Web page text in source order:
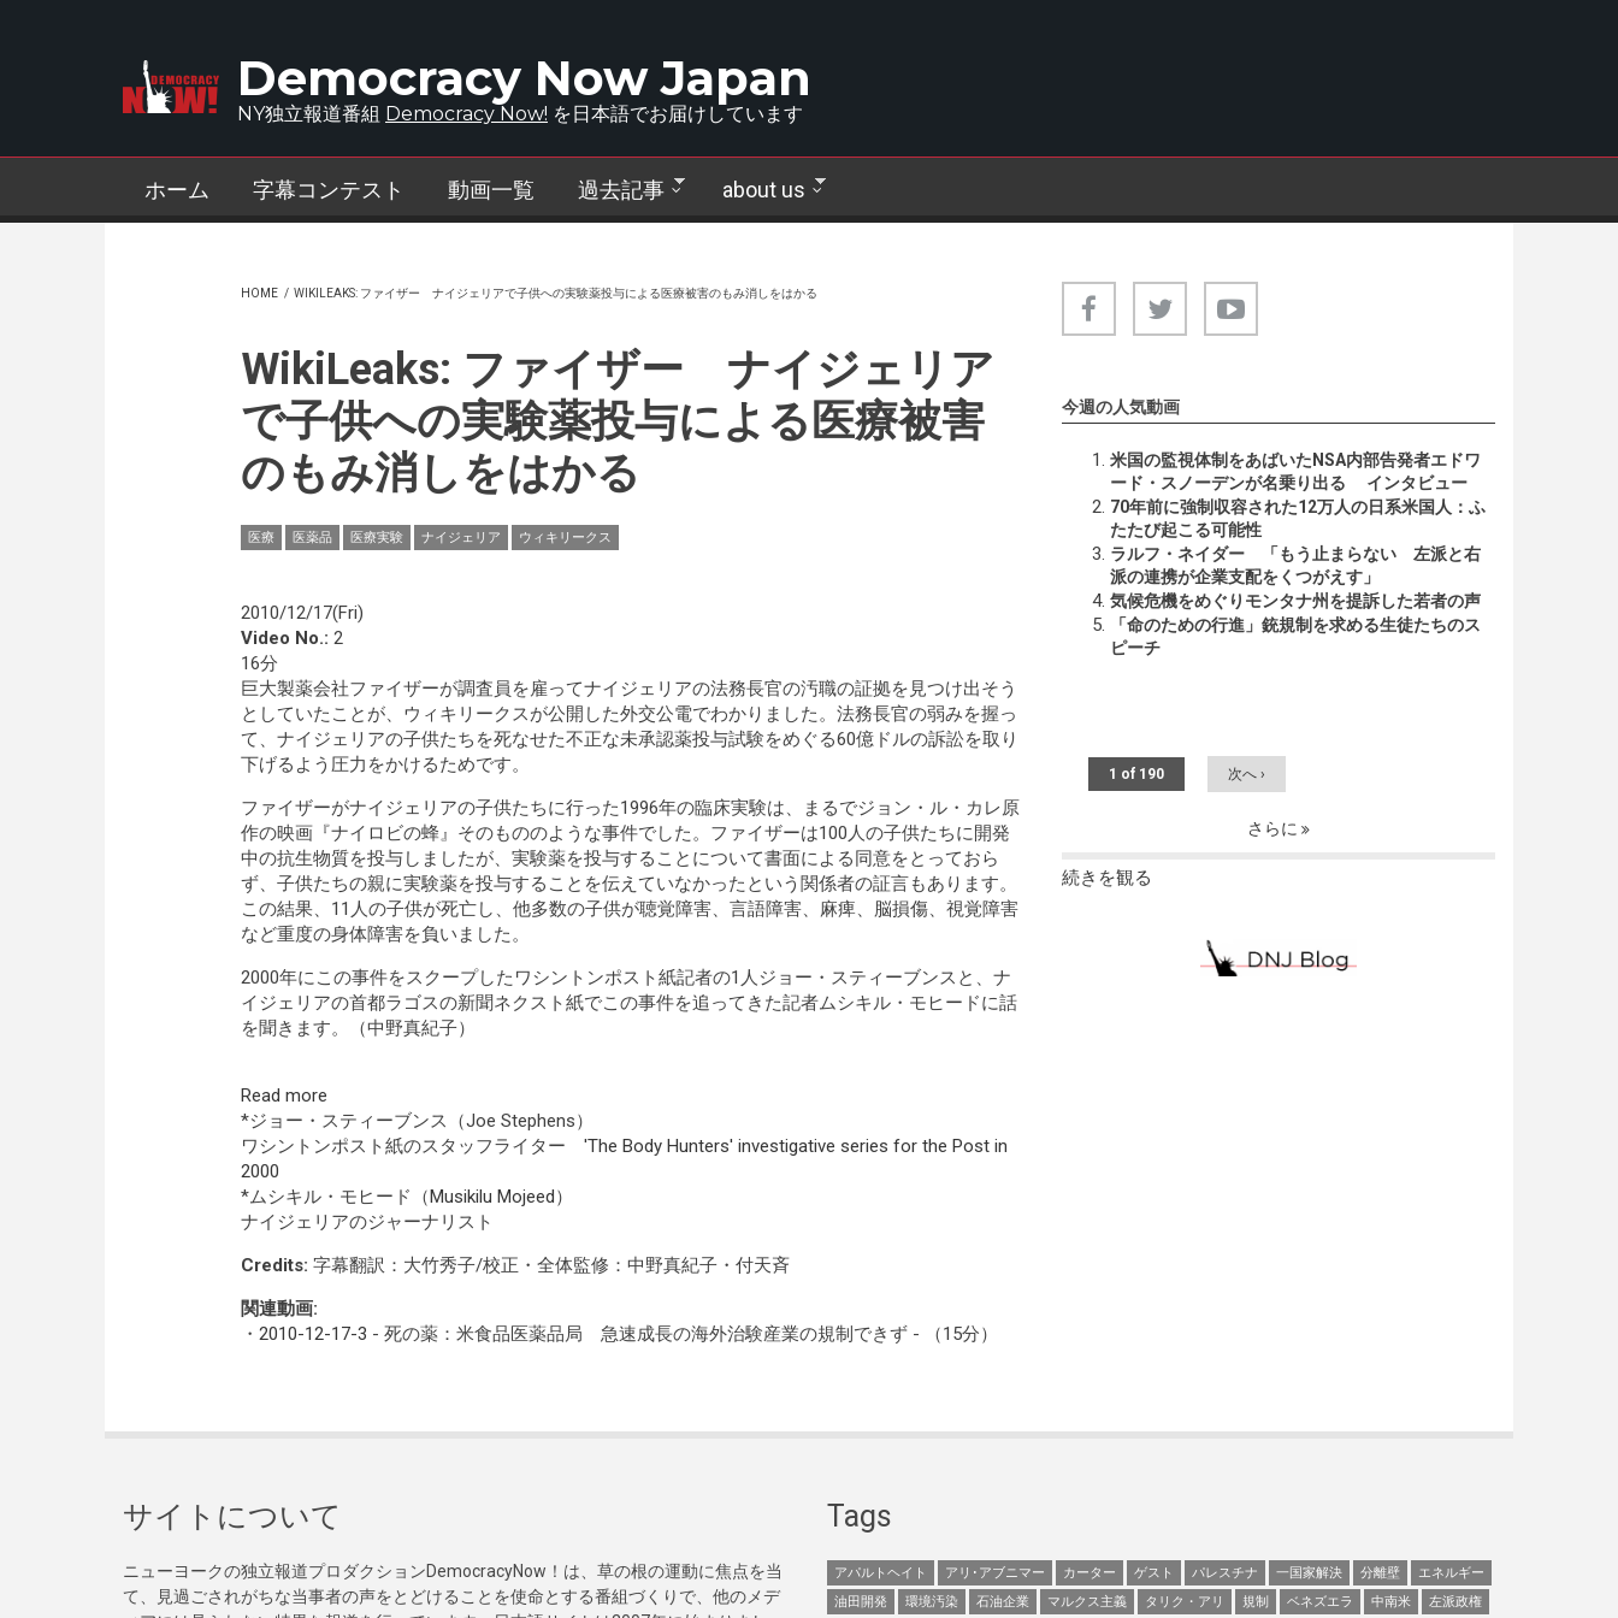
Democracy Now Japan
NY独立報道番組 Democracy Now! を日本語でお届けしています
ホーム 字幕コンテスト 動画一覧 過去記事 about us
HOME / WIKILEAKS: ファイザー ナイジェリアで子供への実験薬投与による医療被害のもみ消しをはかる
WikiLeaks: ファイザー ナイジェリア
で子供への実験薬投与による医療被害
のもみ消しをはかる
医療 医薬品 医療実験 ナイジェリア ウィキリークス
2010/12/17(Fri)
Video No.: 2
16分
巨大製薬会社ファイザーが調査員を雇ってナイジェリアの法務長官の汚職の証拠を見つけ出そう
としていたことが、ウィキリークスが公開した外交公電でわかりました。法務長官の弱みを握っ
て、ナイジェリアの子供たちを死なせた不正な未承認薬投与試験をめぐる60億ドルの訴訟を取り
下げるよう圧力をかけるためです。
ファイザーがナイジェリアの子供たちに行った1996年の臨床実験は、まるでジョン・ル・カレ原
作の映画『ナイロビの蜂』そのもののような事件でした。ファイザーは100人の子供たちに開発
中の抗生物質を投与しましたが、実験薬を投与することについて書面による同意をとっておら
ず、子供たちの親に実験薬を投与することを伝えていなかったという関係者の証言もあります。
この結果、11人の子供が死亡し、他多数の子供が聴覚障害、言語障害、麻痺、脳損傷、視覚障害
など重度の身体障害を負いました。
2000年にこの事件をスクープしたワシントンポスト紙記者の1人ジョー・スティーブンスと、ナ
イジェリアの首都ラゴスの新聞ネクスト紙でこの事件を追ってきた記者ムシキル・モヒードに話
を聞きます。（中野真紀子）
Read more
*ジョー・スティーブンス（Joe Stephens）
ワシントンポスト紙のスタッフライター 'The Body Hunters' investigative series for the Post in
2000
*ムシキル・モヒード（Musikilu Mojeed）
ナイジェリアのジャーナリスト
Credits: 字幕翻訳：大竹秀子/校正・全体監修：中野真紀子・付天斉
関連動画:
・ 2010-12-17-3 - 死の薬：米食品医薬品局 急速成長の海外治験産業の規制できず - （15分）
今週の人気動画
米国の監視体制をあばいたNSA内部告発者エドワ
ード・スノーデンが名乗り出る インタビュー
70年前に強制収容された12万人の日系米国人：ふ
たたび起こる可能性
ラルフ・ネイダー 「もう止まらない 左派と右
派の連携が企業支配をくつがえす」
気候危機をめぐりモンタナ州を提訴した若者の声
「命のための行進」銃規制を求める生徒たちのス
ピーチ
1 of 190 次へ ›
さらに
続きを観る
サイトについて
ニューヨークの独立報道プロダクションDemocracyNow！は、草の根の運動に焦点を当
て、見過ごされがちな当事者の声をとどけることを使命とする番組づくりで、他のメデ
Tags
アパルトヘイト アリ･アブニマー カーター ゲスト パレスチナ 一国家解決 分離壁
エネルギー
油田開発
環境汚染 石油企業 マルクス主義 タリク・アリ 規制 ベネズエラ 中南米 左派政権